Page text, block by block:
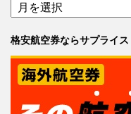
格安航空券ならサプライス